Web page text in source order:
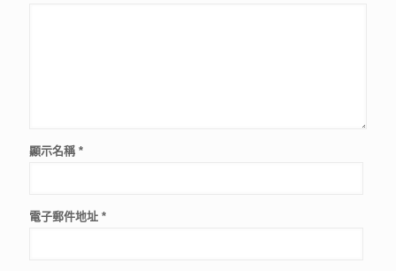
顯示名稱 *
電子郵件地址 *